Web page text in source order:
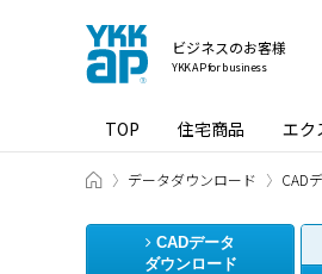
ビジネスのお客様
YKK AP for business
TOP 住宅商品 エク
ビジネスのお客様 HOME
データダウンロード CAD
CADデータ
ダウンロード